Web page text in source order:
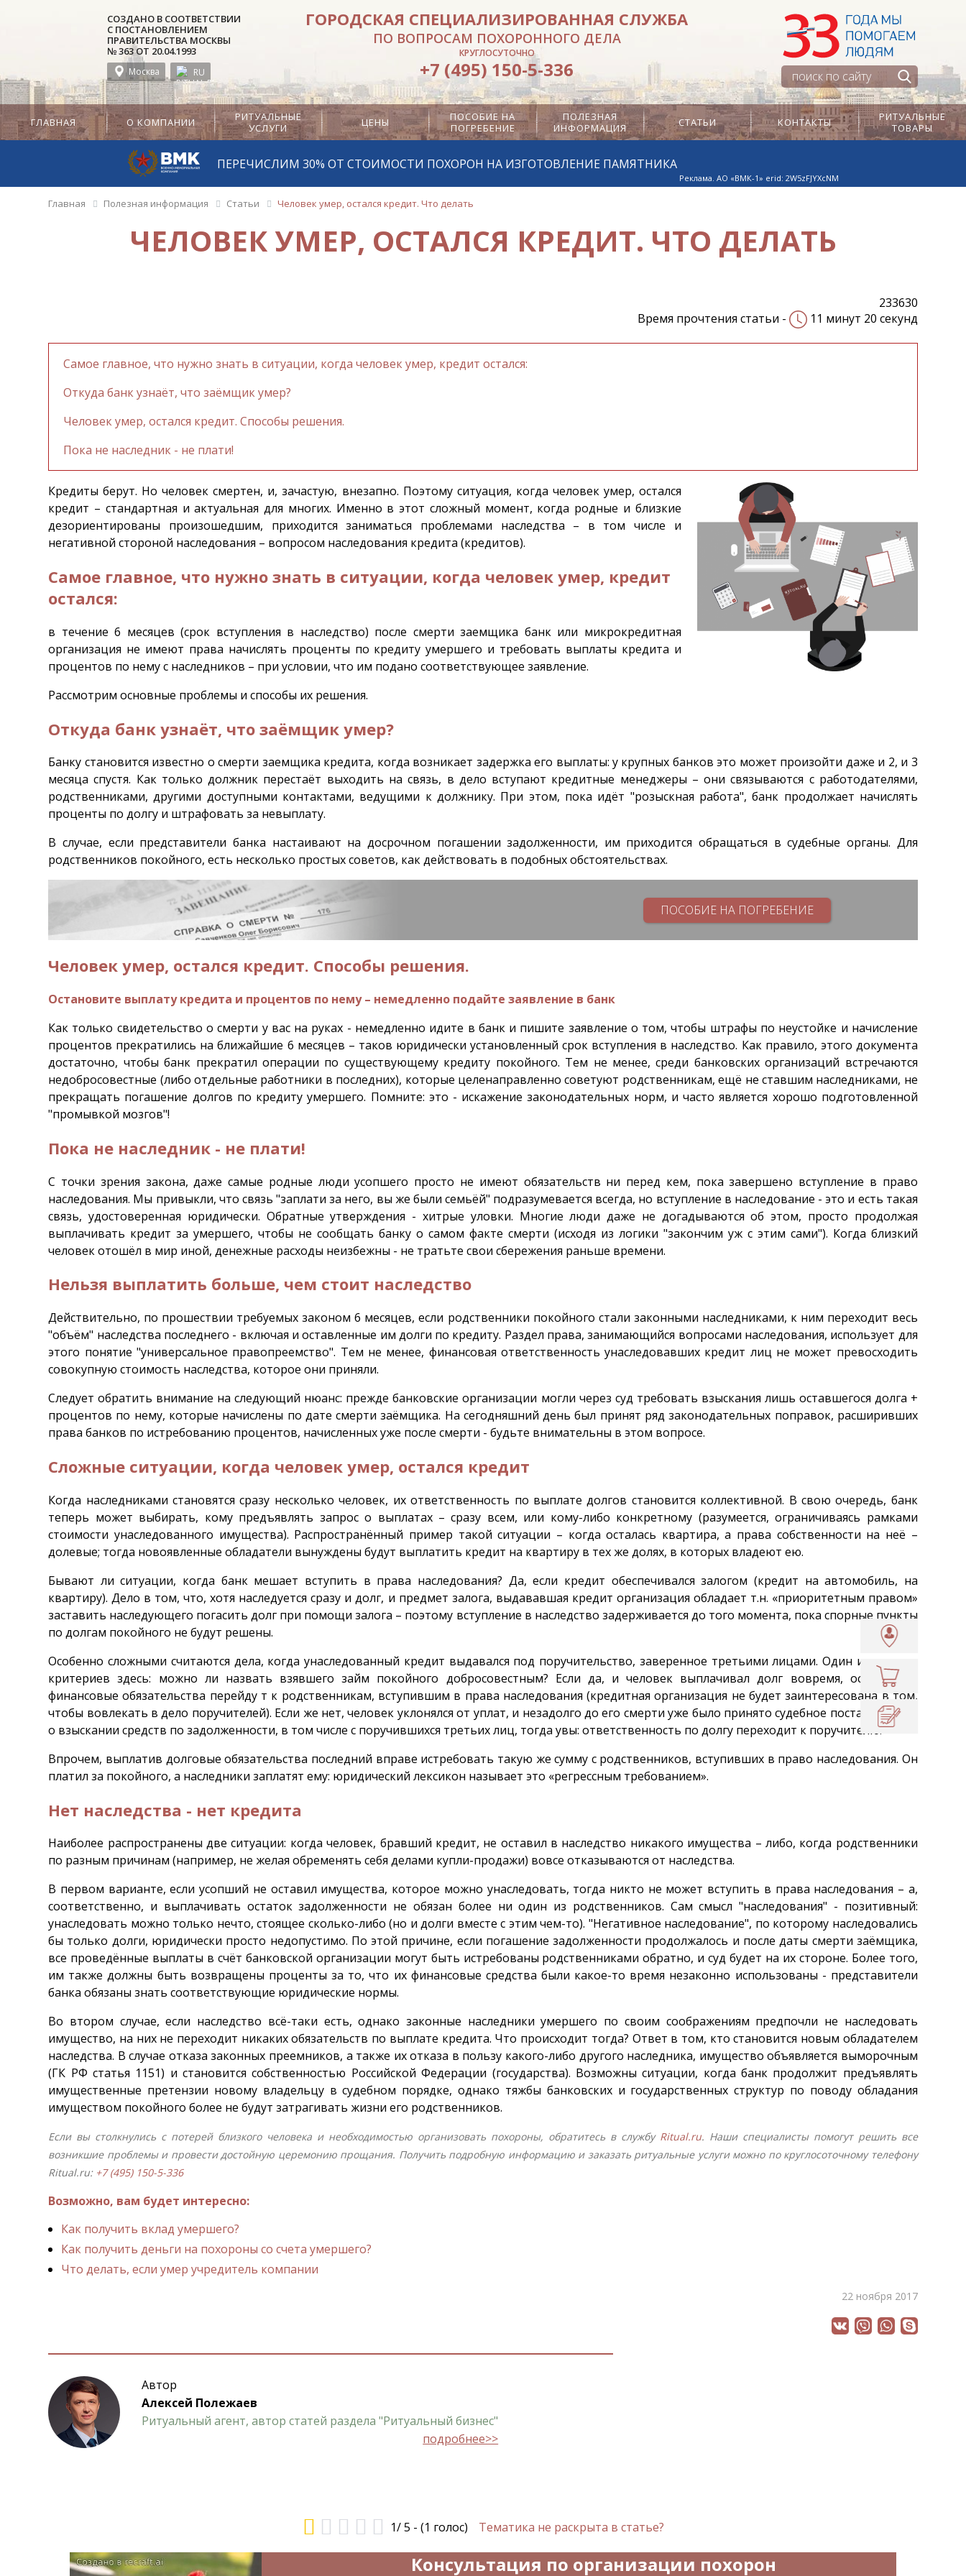
СОЗДАНО В СООТВЕТСТВИИ
С ПОСТАНОВЛЕНИЕМ
ПРАВИТЕЛЬСТВА МОСКВЫ
№ 363 ОТ 20.04.1993
Москва
RU
EN
ГОРОДСКАЯ СПЕЦИАЛИЗИРОВАННАЯ СЛУЖБА
ПО ВОПРОСАМ ПОХОРОННОГО ДЕЛА
КРУГЛОСУТОЧНО
+7 (495) 150-5-336
ГЛАВНАЯ О КОМПАНИИ
РИТУАЛЬНЫЕ
УСЛУГИ
ЦЕНЫ
ПОСОБИЕ НА
ПОГРЕБЕНИЕ
ПОЛЕЗНАЯ
ИНФОРМАЦИЯ
СТАТЬИ КОНТАКТЫ
РИТУАЛЬНЫЕ
ТОВАРЫ
ПЕРЕЧИСЛИМ 30% ОТ СТОИМОСТИ ПОХОРОН НА ИЗГОТОВЛЕНИЕ ПАМЯТНИКА
Реклама. АО «ВМК-1» erid: 2W5zFJYXcNM
Главная Полезная информация Статьи Человек умер, остался кредит. Что делать
ЧЕЛОВЕК УМЕР, ОСТАЛСЯ КРЕДИТ. ЧТО ДЕЛАТЬ
233630
Время прочтения статьи -
11 минут 20 секунд
Самое главное, что нужно знать в ситуации, когда человек умер, кредит остался:
Откуда банк узнаёт, что заёмщик умер?
Человек умер, остался кредит. Способы решения.
Пока не наследник - не плати!
Кредиты берут. Но человек смертен, и, зачастую, внезапно. Поэтому ситуация, когда человек умер, остался
кредит – стандартная и актуальная для многих. Именно в этот сложный момент, когда родные и близкие
дезориентированы произошедшим, приходится заниматься проблемами наследства – в том числе и
негативной стороной наследования – вопросом наследования кредита (кредитов).
Самое главное, что нужно знать в ситуации, когда человек умер, кредит
остался:
в течение 6 месяцев (срок вступления в наследство) после смерти заемщика банк или микрокредитная
организация не имеют права начислять проценты по кредиту умершего и требовать выплаты кредита и
процентов по нему с наследников – при условии, что им подано соответствующее заявление.
Рассмотрим основные проблемы и способы их решения.
Откуда банк узнаёт, что заёмщик умер?
Банку становится известно о смерти заемщика кредита, когда возникает задержка его выплаты: у крупных банков это может произойти даже и 2, и 3
месяца спустя. Как только должник перестаёт выходить на связь, в дело вступают кредитные менеджеры – они связываются с работодателями,
родственниками, другими доступными контактами, ведущими к должнику. При этом, пока идёт "розыскная работа", банк продолжает начислять
проценты по долгу и штрафовать за невыплату.
В случае, если представители банка настаивают на досрочном погашении задолженности, им приходится обращаться в судебные органы. Для
родственников покойного, есть несколько простых советов, как действовать в подобных обстоятельствах.
ПОСОБИЕ НА ПОГРЕБЕНИЕ
Человек умер, остался кредит. Способы решения.
Остановите выплату кредита и процентов по нему – немедленно подайте заявление в банк
Как только свидетельство о смерти у вас на руках - немедленно идите в банк и пишите заявление о том, чтобы штрафы по неустойке и начисление
процентов прекратились на ближайшие 6 месяцев – таков юридически установленный срок вступления в наследство. Как правило, этого документа
достаточно, чтобы банк прекратил операции по существующему кредиту покойного. Тем не менее, среди банковских организаций встречаются
недобросовестные (либо отдельные работники в последних), которые целенаправленно советуют родственникам, ещё не ставшим наследниками, не
прекращать погашение долгов по кредиту умершего. Помните: это - искажение законодательных норм, и часто является хорошо подготовленной
"промывкой мозгов"!
Пока не наследник - не плати!
С точки зрения закона, даже самые родные люди усопшего просто не имеют обязательств ни перед кем, пока завершено вступление в право
наследования. Мы привыкли, что связь "заплати за него, вы же были семьёй" подразумевается всегда, но вступление в наследование - это и есть такая
связь, удостоверенная юридически. Обратные утверждения - хитрые уловки. Многие люди даже не догадываются об этом, просто продолжая
выплачивать кредит за умершего, чтобы не сообщать банку о самом факте смерти (исходя из логики "закончим уж с этим сами"). Когда близкий
человек отошёл в мир иной, денежные расходы неизбежны - не тратьте свои сбережения раньше времени.
Нельзя выплатить больше, чем стоит наследство
Действительно, по прошествии требуемых законом 6 месяцев, если родственники покойного стали законными наследниками, к ним переходит весь
"объём" наследства последнего - включая и оставленные им долги по кредиту. Раздел права, занимающийся вопросами наследования, использует для
этого понятие "универсальное правопреемство". Тем не менее, финансовая ответственность унаследовавших кредит лиц не может превосходить
совокупную стоимость наследства, которое они приняли.
Следует обратить внимание на следующий нюанс: прежде банковские организации могли через суд требовать взыскания лишь оставшегося долга +
процентов по нему, которые начислены по дате смерти заёмщика. На сегодняшний день был принят ряд законодательных поправок, расширивших
права банков по истребованию процентов, начисленных уже после смерти - будьте внимательны в этом вопросе.
Сложные ситуации, когда человек умер, остался кредит
Когда наследниками становятся сразу несколько человек, их ответственность по выплате долгов становится коллективной. В свою очередь, банк
теперь может выбирать, кому предъявлять запрос о выплатах – сразу всем, или кому-либо конкретному (разумеется, ограничиваясь рамками
стоимости унаследованного имущества). Распространённый пример такой ситуации – когда осталась квартира, а права собственности на неё –
долевые; тогда новоявленные обладатели вынуждены будут выплатить кредит на квартиру в тех же долях, в которых владеют ею.
Бывают ли ситуации, когда банк мешает вступить в права наследования? Да, если кредит обеспечивался залогом (кредит на автомобиль, на
квартиру). Дело в том, что, хотя наследуется сразу и долг, и предмет залога, выдававшая кредит организация обладает т.н. «приоритетным правом»
заставить наследующего погасить долг при помощи залога – поэтому вступление в наследство задерживается до того момента, пока спорные пункты
по долгам покойного не будут решены.
Особенно сложными считаются дела, когда унаследованный кредит выдавался под поручительство, заверенное третьими лицами. Один из важных
критериев здесь: можно ли назвать взявшего займ покойного добросовестным? Если да, и человек выплачивал долг вовремя, остаточные
финансовые обязательства перейду т к родственникам, вступившим в права наследования (кредитная организация не будет заинтересована в том,
чтобы вовлекать в дело поручителей). Если же нет, человек уклонялся от уплат, и незадолго до его смерти уже было принято судебное постановление
о взыскании средств по задолженности, в том числе с поручившихся третьих лиц, тогда увы: ответственность по долгу переходит к поручителю.
Впрочем, выплатив долговые обязательства последний вправе истребовать такую же сумму с родственников, вступивших в право наследования. Он
платил за покойного, а наследники заплатят ему: юридический лексикон называет это «регрессным требованием».
Нет наследства - нет кредита
Наиболее распространены две ситуации: когда человек, бравший кредит, не оставил в наследство никакого имущества – либо, когда родственники
по разным причинам (например, не желая обременять себя делами купли-продажи) вовсе отказываются от наследства.
В первом варианте, если усопший не оставил имущества, которое можно унаследовать, тогда никто не может вступить в права наследования – а,
соответственно, и выплачивать остаток задолженности не обязан более ни один из родственников. Сам смысл "наследования" - позитивный:
унаследовать можно только нечто, стоящее сколько-либо (но и долги вместе с этим чем-то). "Негативное наследование", по которому наследовались
бы только долги, юридически просто недопустимо. По этой причине, если погашение задолженности продолжалось и после даты смерти заёмщика,
все проведённые выплаты в счёт банковской организации могут быть истребованы родственниками обратно, и суд будет на их стороне. Более того,
им также должны быть возвращены проценты за то, что их финансовые средства были какое-то время незаконно использованы - представители
банка обязаны знать соответствующие юридические нормы.
Во втором случае, если наследство всё-таки есть, однако законные наследники умершего по своим соображениям предпочли не наследовать
имущество, на них не переходит никаких обязательств по выплате кредита. Что происходит тогда? Ответ в том, кто становится новым обладателем
наследства. В случае отказа законных преемников, а также их отказа в пользу какого-либо другого наследника, имущество объявляется выморочным
(ГК РФ статья 1151) и становится собственностью Российской Федерации (государства). Возможны ситуации, когда банк продолжит предъявлять
имущественные претензии новому владельцу в судебном порядке, однако тяжбы банковских и государственных структур по поводу обладания
имуществом покойного более не будут затрагивать жизни его родственников.
Если вы столкнулись с потерей близкого человека и необходимостью организовать похороны, обратитесь в службу Ritual.ru. Наши специалисты помогут решить все
возникшие проблемы и провести достойную церемонию прощания. Получить подробную информацию и заказать ритуальные услуги можно по круглосоточному телефону
Ritual.ru: +7 (495) 150-5-336
Возможно, вам будет интересно:
Как получить вклад умершего?
Как получить деньги на похороны со счета умершего?
Что делать, если умер учредитель компании
22 ноября 2017
Автор
Алексей Полежаев
Ритуальный агент, автор статей раздела "Ритуальный бизнес"
подробнее>>
1/ 5 - (1 голос) Тематика не раскрыта в статье?
Консультация по организации похорон